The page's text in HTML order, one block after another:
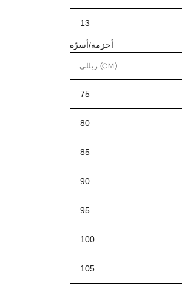
13
أحزمة/أسرّة
زيللي (CM)
75
80
85
90
95
100
105